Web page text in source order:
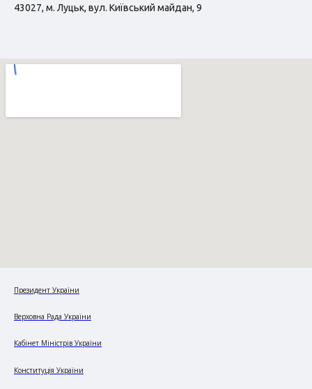
43027, м. Луцьк, вул. Київський майдан, 9
Президент України
Верховна Рада України
Кабінет Міністрів України
Конституція України